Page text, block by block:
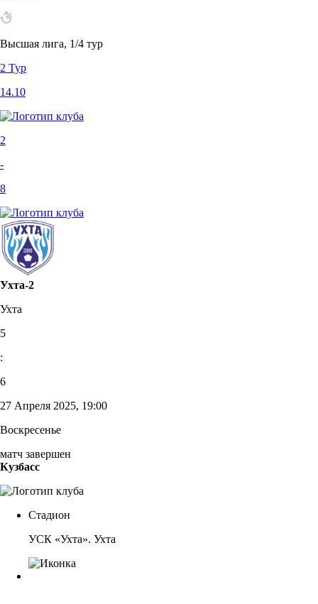
Высшая лига, 1/4 тур
2 Тур
14.10
2
-
8
Ухта-2
Ухта
5
:
6
27 Апреля 2025, 19:00
Воскресенье
матч завершен
Кузбасс
Стадион
УСК «Ухта». Ухта